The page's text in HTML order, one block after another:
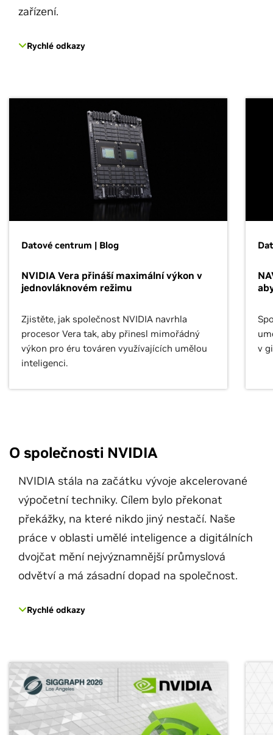
zařízení.
Rychlé odkazy
Datové centrum | Blog
NVIDIA Vera přináší maximální výkon v
jednovláknovém režimu
Zjistěte, jak společnost NVIDIA navrhla
procesor Vera tak, aby přinesl mimořádný
výkon pro éru továren využívajících umělou
inteligenci.
v
O společnosti NVIDIA
NVIDIA stála na začátku vývoje akcelerované
výpočetní techniky. Cílem bylo překonat
překážky, na které nikdo jiný nestačí. Naše
práce v oblasti umělé inteligence a digitálních
dvojčat mění nejvýznamnější průmyslová
odvětví a má zásadní dopad na společnost.
Rychlé odkazy